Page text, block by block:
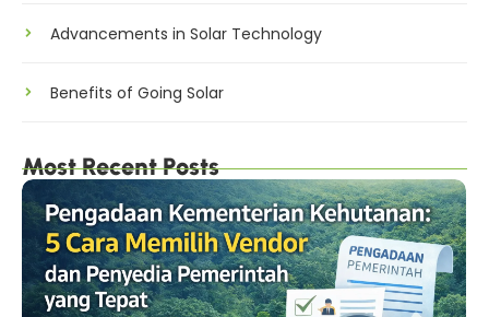
Advancements in Solar Technology
Benefits of Going Solar
Most Recent Posts